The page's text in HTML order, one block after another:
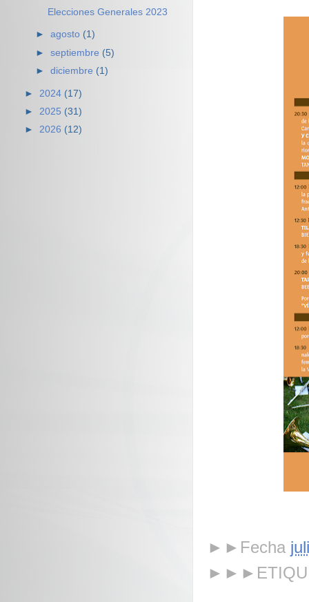
►►Fecha
Elecciones Generales 2023
►agosto (1)
►septiembre (5)
►diciembre (1)
► 2024 (17)
► 2025 (31)
► 2026 (12)